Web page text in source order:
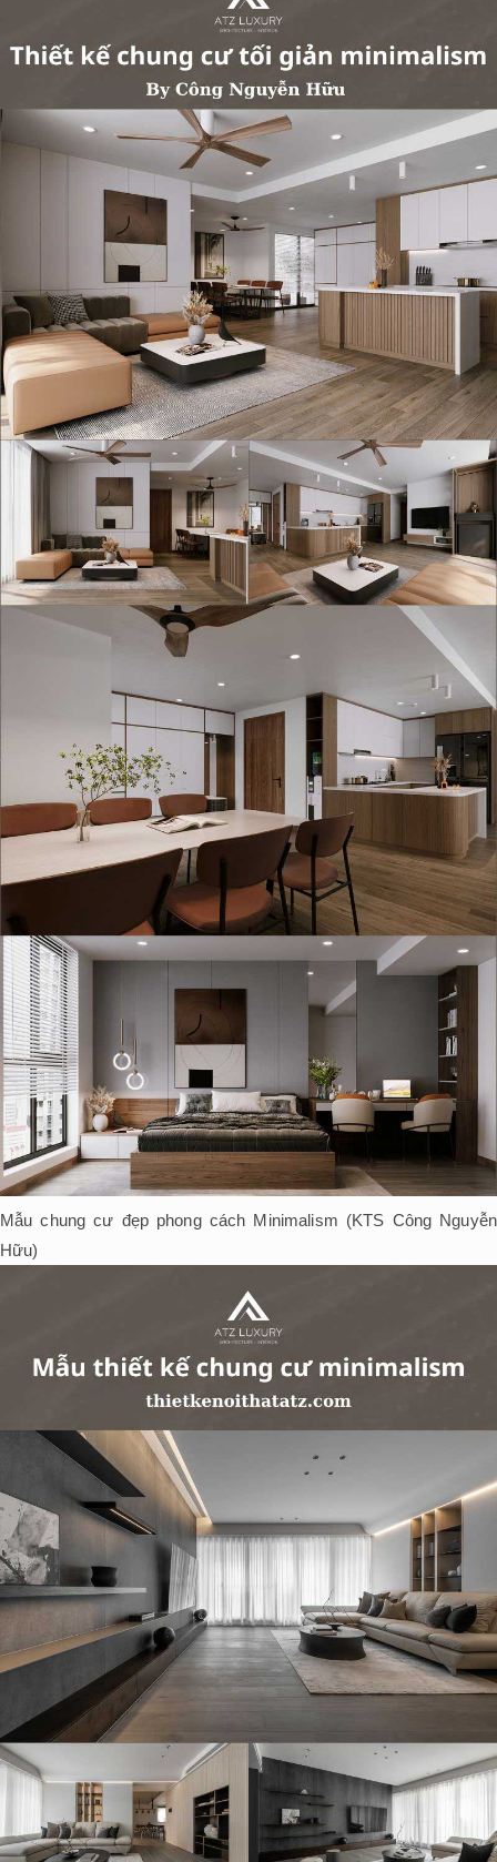
Mẫu chung cư đẹp phong cách Minimalism (KTS Công Nguyễn
Hữu)